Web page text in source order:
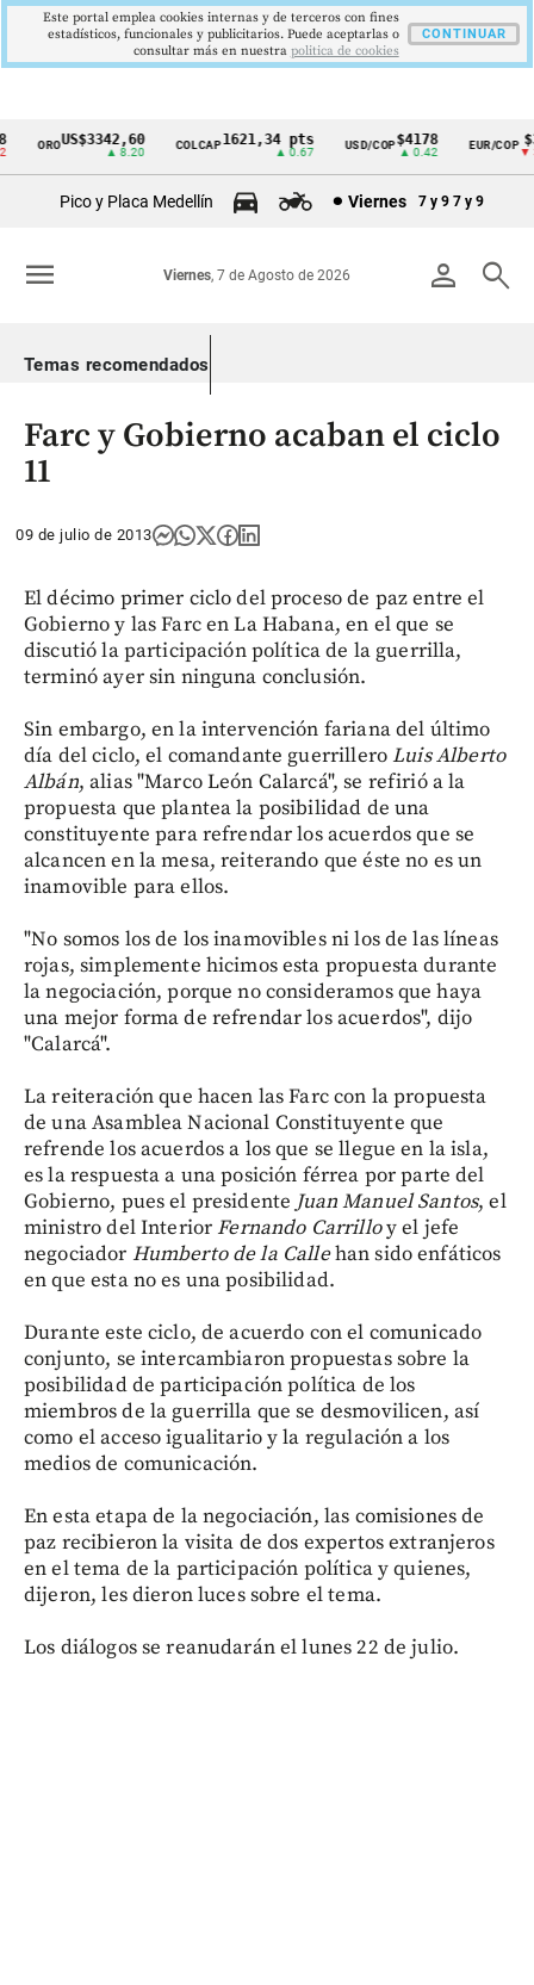
Cintillo
Colombia
OROUS$3342,60
▲ 8.20
COLCAP1621,34 pts
▲ 0.67
USD/COP$4178
▲ 0.42
EUR/COP
▼
Pico y Placa Medellín Viernes 7 y 9 7 y 9
person search
Viernes, 7 de Agosto de 2026
menu
Temas recomendados
Farc y Gobierno acaban el ciclo
11
09 de julio de 2013
El décimo primer ciclo del proceso de paz entre el
Gobierno y las Farc en La Habana, en el que se
discutió la participación política de la guerrilla,
terminó ayer sin ninguna conclusión.
Sin embargo, en la intervención fariana del último
día del ciclo, el comandante guerrilleroLuis Alberto
Albán, alias "Marco León Calarcá", se refirió a la
propuesta que plantea la posibilidad de una
constituyente para refrendar los acuerdos que se
alcancen en la mesa, reiterando que éste no es un
inamovible para ellos.
"No somos los de los inamovibles ni los de las líneas
rojas, simplemente hicimos esta propuesta durante
la negociación, porque no consideramos que haya
una mejor forma de refrendar los acuerdos", dijo
"Calarcá".
La reiteración que hacen las Farc con la propuesta
de una Asamblea Nacional Constituyente que
refrende los acuerdos a los que se llegue en la isla,
es la respuesta a una posición férrea por parte del
Gobierno, pues el presidente Juan Manuel Santos, el
ministro del InteriorFernando Carrilloy el jefe
negociador Humberto de la Callehan sido enfáticos
en que esta no es una posibilidad.
Durante este ciclo, de acuerdo con el comunicado
conjunto, se intercambiaron propuestas sobre la
posibilidad de participación política de los
miembros de la guerrilla que se desmovilicen, así
como el acceso igualitario y la regulación a los
medios de comunicación.
En esta etapa de la negociación, las comisiones de
paz recibieron la visita de dos expertos extranjeros
en el tema de la participación política y quienes,
dijeron, les dieron luces sobre el tema.
Los diálogos se reanudarán el lunes 22 de julio.
Este portal emplea cookies internas y de terceros con fines
estadísticos, funcionales y publicitarios. Puede aceptarlas o
consultar más en nuestra politica de cookies
CONTINUAR